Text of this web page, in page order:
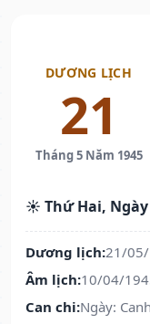
DƯƠNG LỊCH
21
Tháng 5 Năm 1945
☀️ Thứ Hai, Ngày
Dương lịch:21/
Âm lịch:10/04/
Can chi:Ngày: